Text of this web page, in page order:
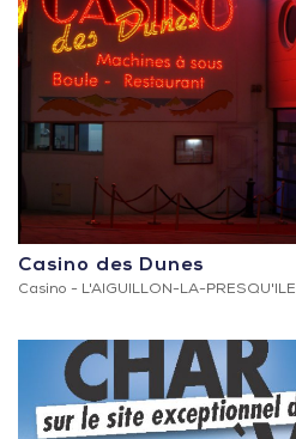
Casino des Dunes
Casino - L'AIGUILLON-LA-PRESQU'ILE